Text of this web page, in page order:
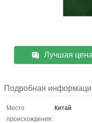
Лучшая цена
Подробная
Место
происхождения:
Китай